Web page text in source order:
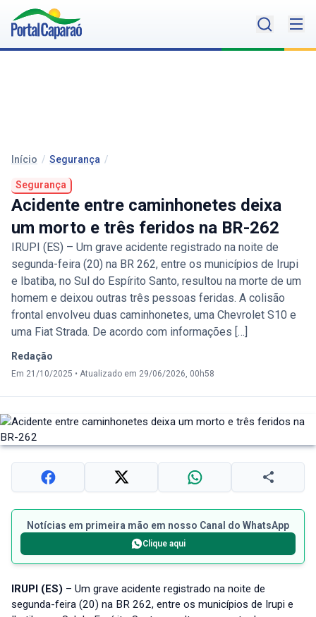
Início / Segurança /
Segurança
Acidente entre caminhonetes deixa
um morto e três feridos na BR-262
IRUPI (ES) – Um grave acidente registrado na noite de
segunda-feira (20) na BR 262, entre os municípios de Irupi
e Ibatiba, no Sul do Espírito Santo, resultou na morte de um
homem e deixou outras três pessoas feridas. A colisão
frontal envolveu duas caminhonetes, uma Chevrolet S10 e
uma Fiat Strada. De acordo com informações […]
Redação
Em 21/10/2025 • Atualizado em 29/06/2026, 00h58
Notícias em primeira mão em nosso Canal do WhatsApp
Clique aqui
IRUPI (ES) – Um grave acidente registrado na noite de
segunda-feira (20) na BR 262, entre os municípios de Irupi e